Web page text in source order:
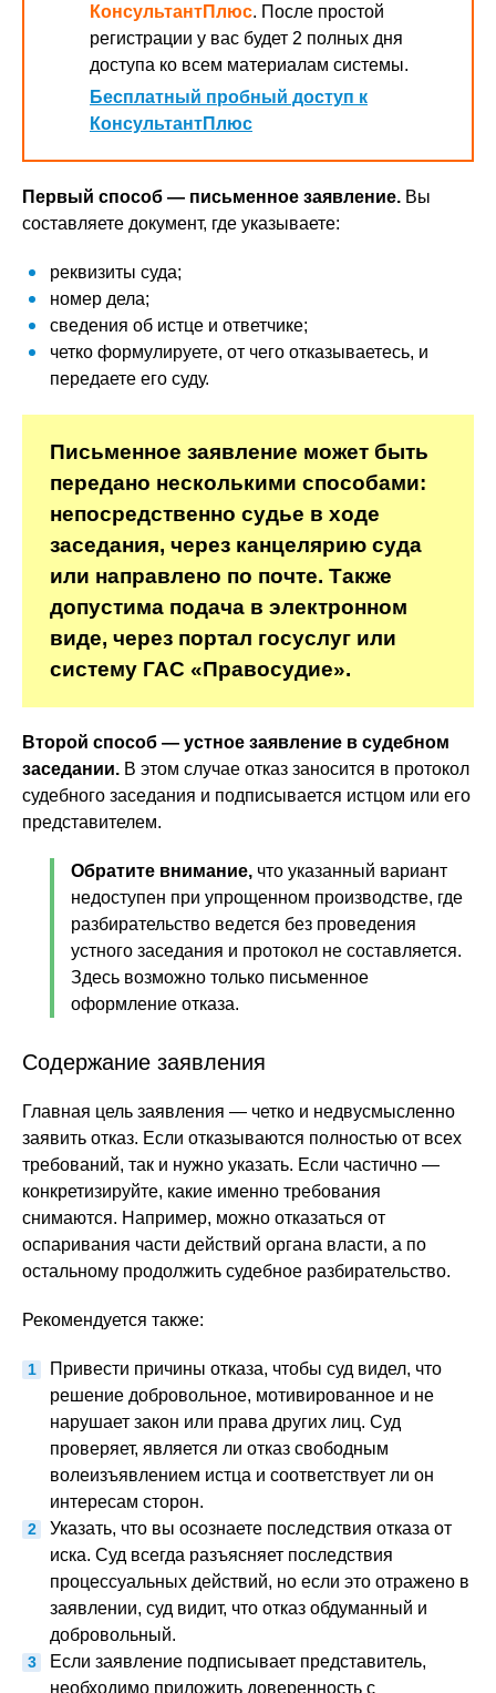
КонсультантПлюс. После простой
регистрации у вас будет 2 полных дня
доступа ко всем материалам системы.
Бесплатный пробный доступ к
КонсультантПлюс
Первый способ — письменное заявление. Вы
составляете документ, где указываете:
реквизиты суда;
номер дела;
сведения об истце и ответчике;
четко формулируете, от чего отказываетесь, и
передаете его суду.
Письменное заявление может быть
передано несколькими способами:
непосредственно судье в ходе
заседания, через канцелярию суда
или направлено по почте. Также
допустима подача в электронном
виде, через портал госуслуг или
систему ГАС «Правосудие».
Второй способ — устное заявление в судебном
заседании. В этом случае отказ заносится в протокол
судебного заседания и подписывается истцом или его
представителем.
Обратите внимание, что указанный вариант
недоступен при упрощенном производстве, где
разбирательство ведется без проведения
устного заседания и протокол не составляется.
Здесь возможно только письменное
оформление отказа.
Содержание заявления
Главная цель заявления — четко и недвусмысленно
заявить отказ. Если отказываются полностью от всех
требований, так и нужно указать. Если частично —
конкретизируйте, какие именно требования
снимаются. Например, можно отказаться от
оспаривания части действий органа власти, а по
остальному продолжить судебное разбирательство.
Рекомендуется также:
Привести причины отказа, чтобы суд видел, что
решение добровольное, мотивированное и не
нарушает закон или права других лиц. Суд
проверяет, является ли отказ свободным
волеизъявлением истца и соответствует ли он
интересам сторон.
Указать, что вы осознаете последствия отказа от
иска. Суд всегда разъясняет последствия
процессуальных действий, но если это отражено в
заявлении, суд видит, что отказ обдуманный и
добровольный.
Если заявление подписывает представитель,
необходимо приложить доверенность с